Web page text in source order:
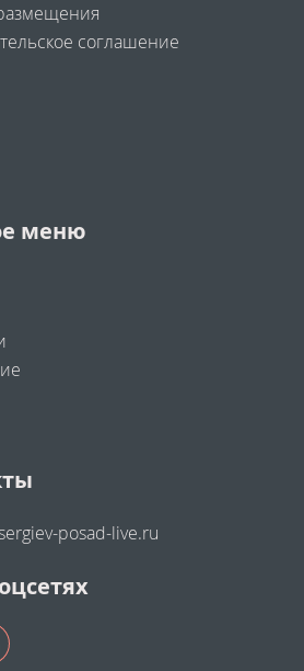
соглашение
меню
posad-live.ru